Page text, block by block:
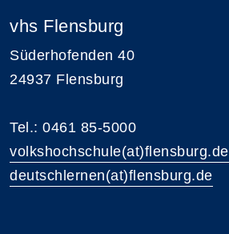
vhs Flensburg
Süderhofenden 40
24937 Flensburg
Tel.: 0461 85-5000
volkshochschule(at)flensburg.de
deutschlernen(at)flensburg.de